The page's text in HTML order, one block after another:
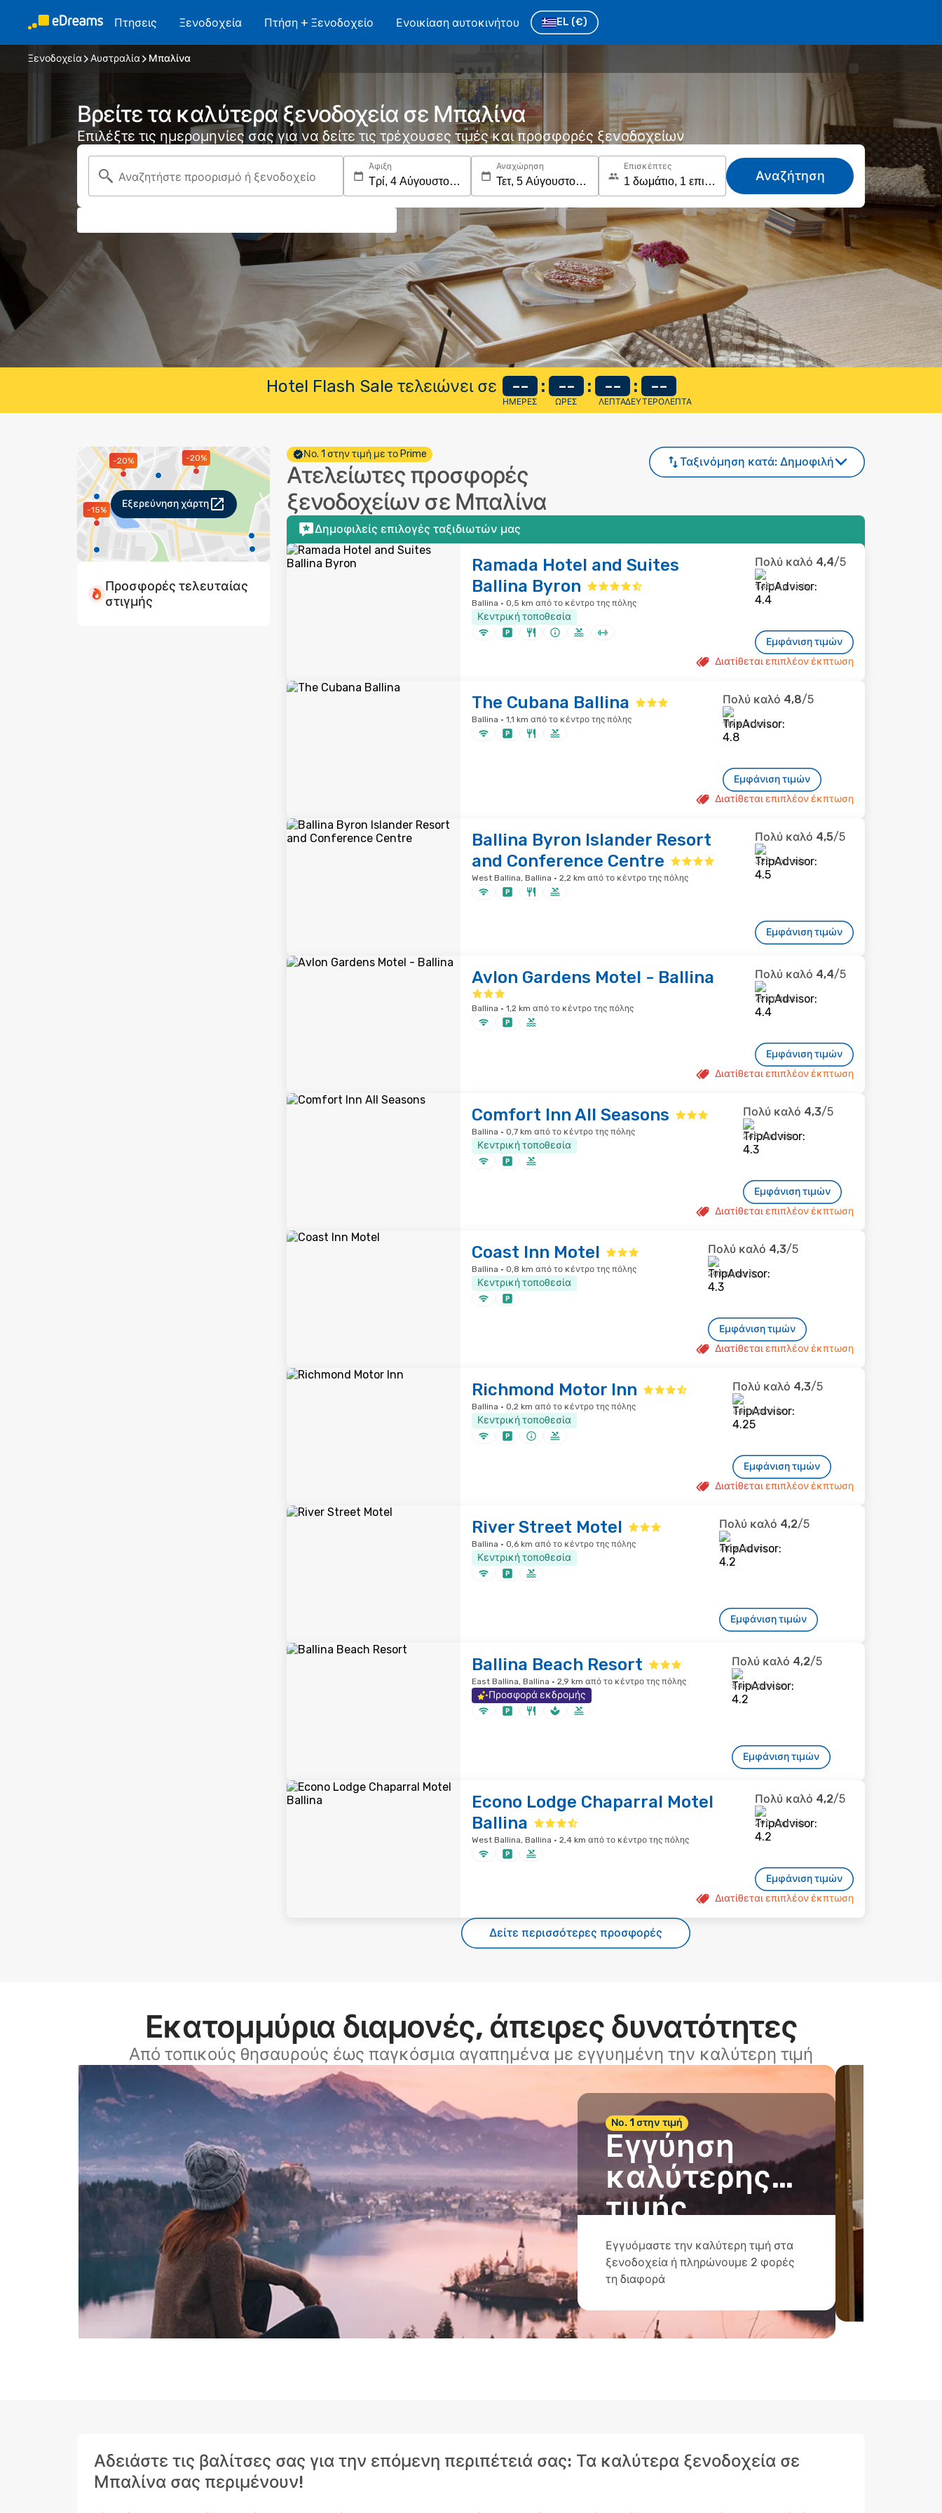
Πτησεις Ξενοδοχεία Πτήση + Ξενοδοχείο Ενοικίαση αυτοκινήτου EL (€)
Ξενοδοχεία Αυστραλία Μπαλίνα
Βρείτε τα καλύτερα ξενοδοχεία σε Μπαλίνα
Επιλέξτε τις ημερομηνίες σας για να δείτε τις τρέχουσες τιμές και προσφορές ξενοδοχείων
Αναζητήστε προορισμό ή ξενοδοχείο
Άφιξη Αναχώρηση Επισκέπτες
Αναζήτηση
Hotel Flash Sale τελειώνει σε --
ΗΜΈΡΕΣ
: --
ΏΡΕΣ
: --
ΛΕΠΤΆ
: --
ΔΕΥΤΕΡΌΛΕΠΤΑ
-20%
-20%
-15%
Εξερεύνηση χάρτη
Προσφορές τελευταίας
στιγμής
Νο. 1 στην τιμή με το Prime
Ατελείωτες προσφορές
ξενοδοχείων σε Μπαλίνα
Ταξινόμηση κατά: Δημοφιλή
Δημοφιλείς επιλογές ταξιδιωτών μας
Ramada Hotel and Suites
Ballina Byron
Ballina · 0,5 km από το κέντρο της πόλης
Κεντρική τοποθεσία
Πολύ καλό 4,4/5
1.681 κριτικές
Εμφάνιση τιμών
Διατίθεται επιπλέον έκπτωση
The Cubana Ballina
Ballina · 1,1 km από το κέντρο της πόλης
Πολύ καλό 4,8/5
119 κριτικές
Εμφάνιση τιμών
Διατίθεται επιπλέον έκπτωση
Ballina Byron Islander Resort
and Conference Centre
West Ballina, Ballina · 2,2 km από το κέντρο της πόλης
Πολύ καλό 4,5/5
325 κριτικές
Εμφάνιση τιμών
Avlon Gardens Motel - Ballina
Ballina · 1,2 km από το κέντρο της πόλης
Πολύ καλό 4,4/5
79 κριτικές
Εμφάνιση τιμών
Διατίθεται επιπλέον έκπτωση
Comfort Inn All Seasons
Ballina · 0,7 km από το κέντρο της πόλης
Κεντρική τοποθεσία
Πολύ καλό 4,3/5
248 κριτικές
Εμφάνιση τιμών
Διατίθεται επιπλέον έκπτωση
Coast Inn Motel
Ballina · 0,8 km από το κέντρο της πόλης
Κεντρική τοποθεσία
Πολύ καλό 4,3/5
201 κριτικές
Εμφάνιση τιμών
Διατίθεται επιπλέον έκπτωση
Richmond Motor Inn
Ballina · 0,2 km από το κέντρο της πόλης
Κεντρική τοποθεσία
Πολύ καλό 4,3/5
344 κριτικές
Εμφάνιση τιμών
Διατίθεται επιπλέον έκπτωση
River Street Motel
Ballina · 0,6 km από το κέντρο της πόλης
Κεντρική τοποθεσία
Πολύ καλό 4,2/5
710 κριτικές
Εμφάνιση τιμών
Ballina Beach Resort
East Ballina, Ballina · 2,9 km από το κέντρο της πόλης
Προσφορά εκδρομής
Πολύ καλό 4,2/5
544 κριτικές
Εμφάνιση τιμών
Econo Lodge Chaparral Motel
Ballina
West Ballina, Ballina · 2,4 km από το κέντρο της πόλης
Πολύ καλό 4,2/5
290 κριτικές
Εμφάνιση τιμών
Διατίθεται επιπλέον έκπτωση
Δείτε περισσότερες προσφορές
Εκατομμύρια διαμονές, άπειρες δυνατότητες
Από τοπικούς θησαυρούς έως παγκόσμια αγαπημένα με εγγυημένη την καλύτερη τιμή
Νο. 1 στην τιμή
Εγγύηση
καλύτερης
τιμής
Εγγυόμαστε την καλύτερη τιμή στα
ξενοδοχεία ή πληρώνουμε 2 φορές
τη διαφορά
Αδειάστε τις βαλίτσες σας για την επόμενη περιπέτειά σας: Τα καλύτερα ξενοδοχεία σε
Μπαλίνα σας περιμένουν!